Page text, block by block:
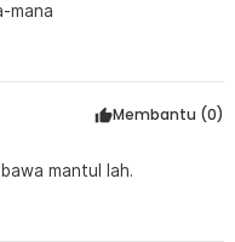
mana
Membantu (0)
mantul lah.